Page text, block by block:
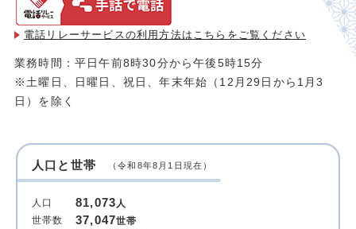
電話リレーサービスの利用方法は こちらをご覧ください
業務時間：平日午前8時30分から午後5時15分
※土曜日、日曜日、祝日、年末年始（12月29日から1月3
日）を除く
人口と世帯 （令和8年8月1日現在）
人口 81,073人
世帯数
37,047世帯